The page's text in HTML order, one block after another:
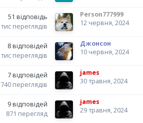
51 відповідь
переглядів
Person777999
12 червня, 2024
8відповідей
переглядів
Джонсон
10 червня, 2024
7відповідей
740 переглядів
james
30 травня, 2024
9відповідей
871 перегляд
james
29 травня, 2024